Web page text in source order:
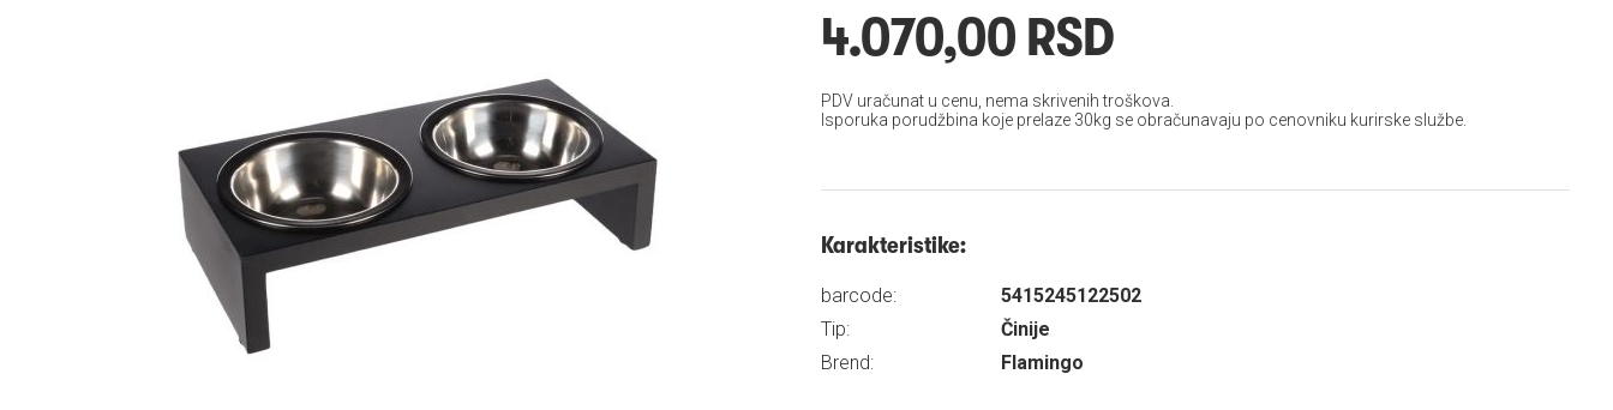
4.070,00 RSD
PDV uračunat u cenu, nema skrivenih troškova.
Isporuka porudžbina koje prelaze 30kg se obračunavaju po cenovniku kurirske službe.
Karakteristike:
barcode:
5415245122502
Tip:
Činije
Brend:
Flamingo